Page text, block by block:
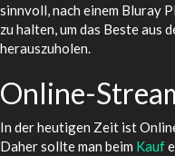
sinnvoll, nach einem Bluray
zu halten, um das Beste aus
herauszuholen.
Online-
In der heutigen Zeit ist
Daher sollte man beim Kauf